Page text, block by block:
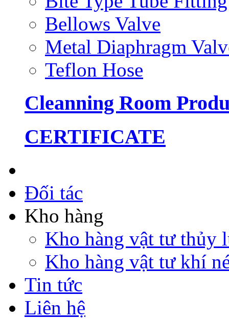
Bellows Valve
Metal Diaphragm
Teflon Hose
Cleanning Room
CERTIFICATE
Đối tác
Kho hàng
Kho hàng vật tư thủy
Kho hàng vật tư khí
Tin tức
Liên hệ